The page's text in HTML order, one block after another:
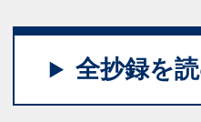
全抄録を